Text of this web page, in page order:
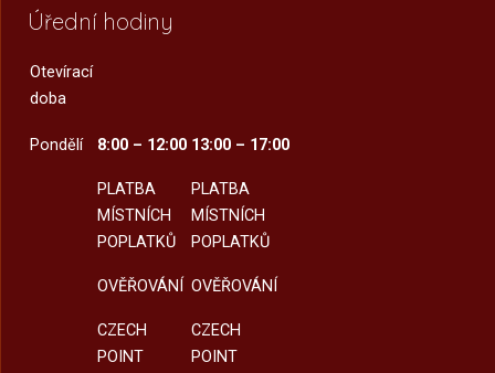
Úřední hodiny
Otevírací
doba
Pondělí 8:00 – 12:00
PLATBA
MÍSTNÍCH
POPLATKŮ
OVĚŘOVÁNÍ
CZECH
POINT
13:00 – 17:00
PLATBA
MÍSTNÍCH
POPLATKŮ
OVĚŘOVÁNÍ
CZECH
POINT